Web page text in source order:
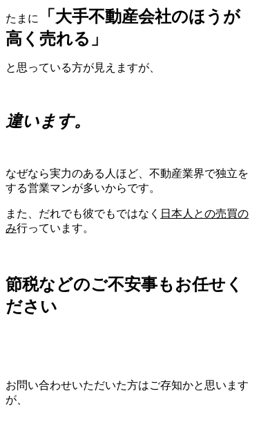
たまに
「大手不動産会社のほうが
高く売れる」
と思っている方が見えますが、
違います。
なぜなら実力のある人ほど、不動産業界で独立を
する営業マンが多いからです。
また、だれでも彼でもではなく 日本人との売買の
み行っています。
節税などのご不安事もお任せく
ださい
お問い合わせいただいた方はご存知かと思います
が、